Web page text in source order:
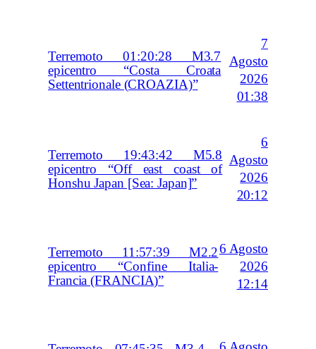
Terremoto 01:20:28 M3.7
epicentro “Costa Croata
Settentrionale (CROAZIA)”
7
Agosto
2026
01:38
Terremoto 19:43:42 M5.8
epicentro “Off east coast of
Honshu Japan [Sea: Japan]”
6
Agosto
2026
20:12
Terremoto 11:57:39 M2.2
epicentro “Confine Italia-
Francia (FRANCIA)”
6 Agosto
2026
12:14